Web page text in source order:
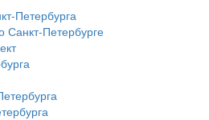
Петербурга
Петербурге